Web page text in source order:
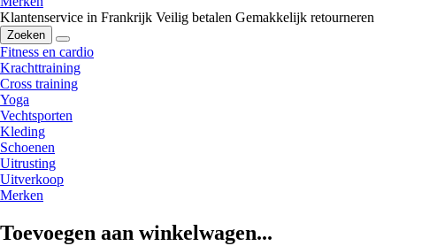
Klantenservice in Frankrijk Veilig betalen Gemakkelijk retourneren
Zoeken
Fitness en cardio
Krachttraining
Cross training
Yoga
Vechtsporten
Kleding
Schoenen
Uitrusting
Uitverkoop
Merken
Toevoegen aan winkelwagen...